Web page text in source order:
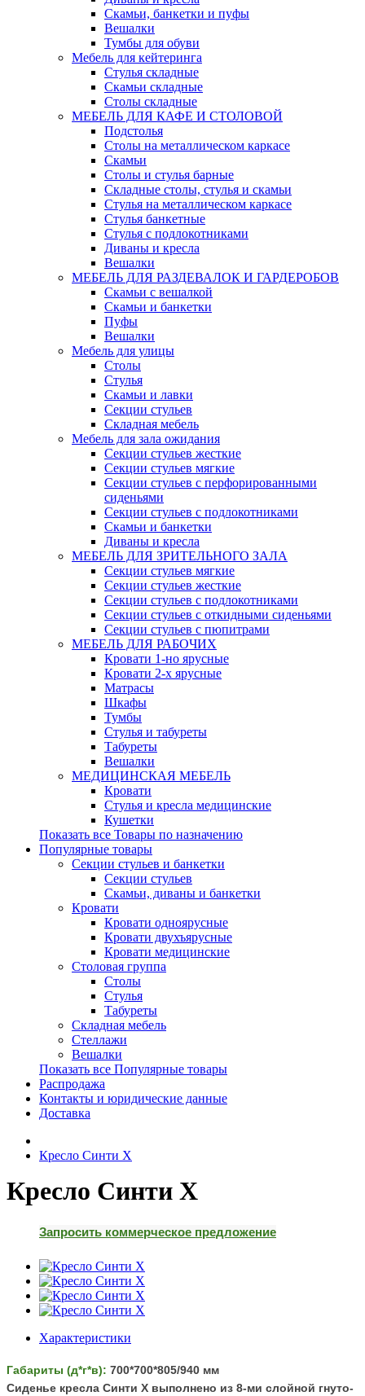
Скамьи, банкетки и пуфы
Вешалки
Тумбы для обуви
Мебель для кейтеринга
Стулья складные
Скамьи складные
Столы складные
МЕБЕЛЬ ДЛЯ КАФЕ И СТОЛОВОЙ
Подстолья
Столы на металлическом каркасе
Скамьи
Столы и стулья барные
Складные столы, стулья и скамьи
Стулья на металлическом каркасе
Стулья банкетные
Стулья с подлокотниками
Диваны и кресла
Вешалки
МЕБЕЛЬ ДЛЯ РАЗДЕВАЛОК И ГАРДЕРОБОВ
Скамьи с вешалкой
Скамьи и банкетки
Пуфы
Вешалки
Мебель для улицы
Столы
Стулья
Скамьи и лавки
Секции стульев
Складная мебель
Мебель для зала ожидания
Секции стульев жесткие
Секции стульев мягкие
Секции стульев с перфорированными
сиденьями
Секции стульев с подлокотниками
Скамьи и банкетки
Диваны и кресла
МЕБЕЛЬ ДЛЯ ЗРИТЕЛЬНОГО ЗАЛА
Секции стульев мягкие
Секции стульев жесткие
Секции стульев с подлокотниками
Секции стульев с откидными сиденьями
Секции стульев с пюпитрами
МЕБЕЛЬ ДЛЯ РАБОЧИХ
Кровати 1-но ярусные
Кровати 2-х ярусные
Матрасы
Шкафы
Тумбы
Стулья и табуреты
Табуреты
Вешалки
МЕДИЦИНСКАЯ МЕБЕЛЬ
Кровати
Стулья и кресла медицинские
Кушетки
Показать все Товары по назначению
Популярные товары
Секции стульев и банкетки
Секции стульев
Скамьи, диваны и банкетки
Кровати
Кровати одноярусные
Кровати двухъярусные
Кровати медицинские
Столовая группа
Столы
Стулья
Табуреты
Складная мебель
Стеллажи
Вешалки
Показать все Популярные товары
Распродажа
Контакты и юридические данные
Доставка
Кресло Синти X
Кресло Синти X
Запросить коммерческое предложение
Характеристики
Габариты (д*г*в): 700*700*805/940 мм
Сиденье кресла Синти X выполнено из 8-ми слойной гнуто-